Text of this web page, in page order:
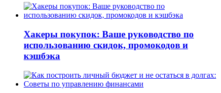
Хакеры покупок: Ваше руководство по
использованию скидок, промокодов и
кэшбэка